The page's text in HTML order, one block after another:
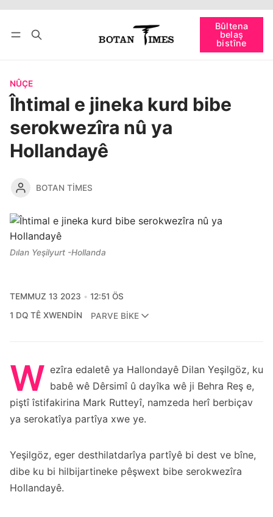
Bûltena
belaş
bistîne
Têkevê Bûltena belaş bistîne bişopîne
NÛÇE
Îhtimal e jineka kurd bibe
serokwezîra nû ya
Hollandayê
BOTAN TIMES
Dılan Yeşilyurt -Hollanda
TEMMUZ 13 2023
12:51 ÖS
1 DQ TÊ XWENDIN
PARVE BIKE
W ezîra edaletê ya Hallondayê Dilan Yeşilgöz, ku
babê wê Dêrsimî û dayîka wê ji Behra Reş e,
piştî îstifakirina Mark Rutteyî, namzeda herî berbiçav
ya serokatîya partîya xwe ye.
Yeşilgöz, eger desthilatdarîya partîyê bi dest ve bîne,
dibe ku bi hilbijartineke pêşwext bibe serokwezîra
Hollandayê.